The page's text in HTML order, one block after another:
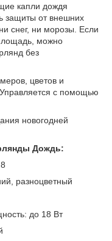
капли дождя
защиты от внешних
снег, ни морозы. Если
можно
без
цветов и
с помощью
новогодней
Дождь:
разноцветный
до 18 Вт